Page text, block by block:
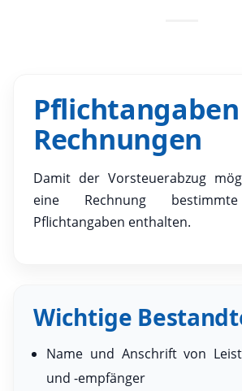
Rechnungen
Damit der Vorsteuerabzug
eine Rechnung
Pflichtangaben enthalten.
Wichtige
Name und Anschrift von
und -empfänger